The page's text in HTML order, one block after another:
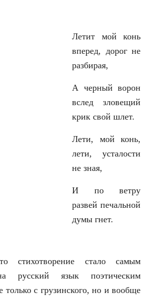
Летит мой конь
вперед, дорог не
разбирая,
А черный ворон
вслед зловещий
крик свой шлет.
Лети, мой конь,
лети, усталости
не зная,
И по ветру
развей печальной
думы гнет.
стало самым
русский язык поэтическим
только с грузинского, но и вообще